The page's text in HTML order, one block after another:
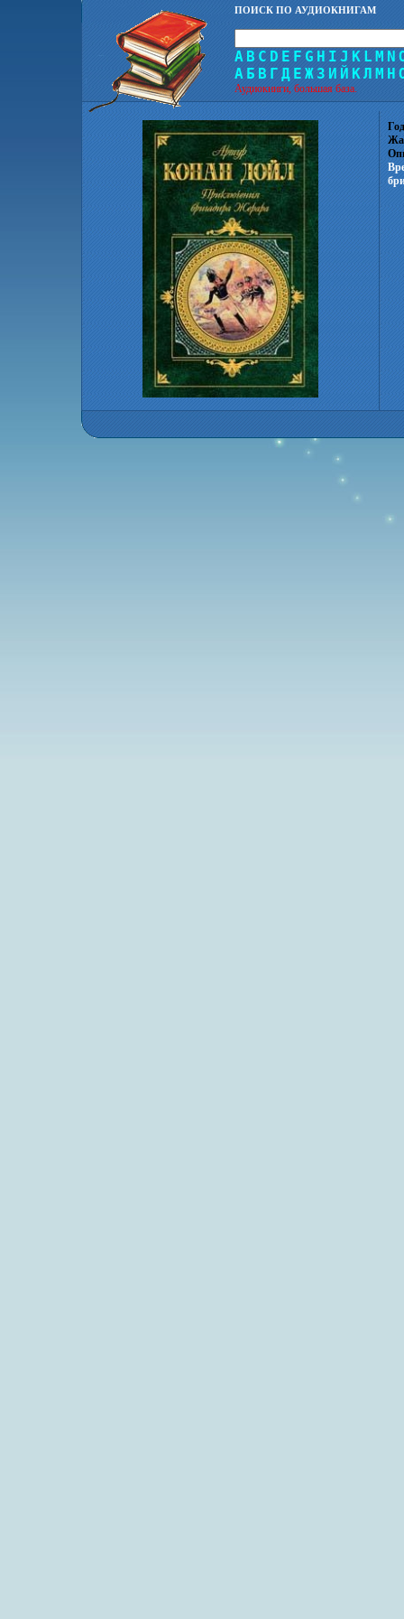
ПОИСК ПО АУДИОКНИГАМ
A B C D E F G H I J K L M N
А Б В Г Д Е Ж З И Й КЛ М Н
Аудиокниги, большая база.